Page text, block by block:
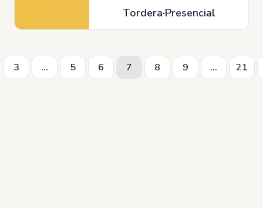
Tordera Presencial
3 ... 5 6 7 8 9 ... 21